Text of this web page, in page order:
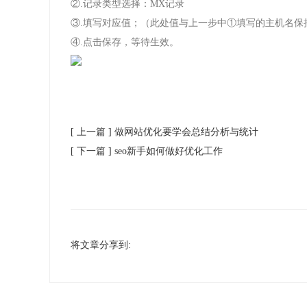
②.记录类型选择：MX记录
③.填写对应值；（此处值与上一步中①填写的主机名保
④.点击保存，等待生效。
[ 上一篇 ] 做网站优化要学会总结分析与统计
[ 下一篇 ] seo新手如何做好优化工作
将文章分享到: